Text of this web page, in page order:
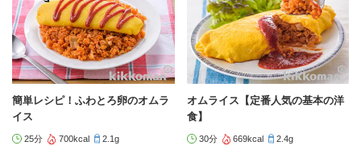
簡単レシピ！ふわとろ卵のオムラ
イス
25分 700kcal 2.1g
オムライス【定番人気の基本の洋
食】
30分 669kcal 2.4g